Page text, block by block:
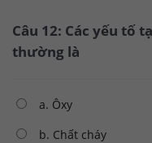
Câu 12: Các yếu tố
thường là
a. Ôxy
b. Chất cháy